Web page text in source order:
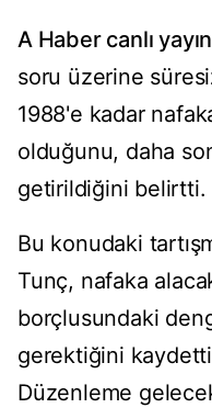
A Haber canlı
soru üzerine
1988'e kadar
olduğunu, daha
getirildiğini belirtti.
Bu konudaki
Tunç, nafaka
borçlusundaki
gerektiğini
Düzenleme